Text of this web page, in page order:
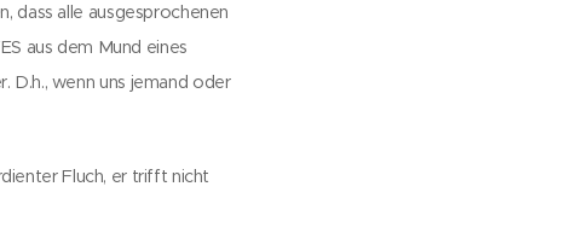
dass alle ausgesprochenen
aus dem Mund eines
D.h., wenn uns jemand oder
Fluch, er trifft nicht